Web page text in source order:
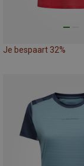
Je bespaart 32%